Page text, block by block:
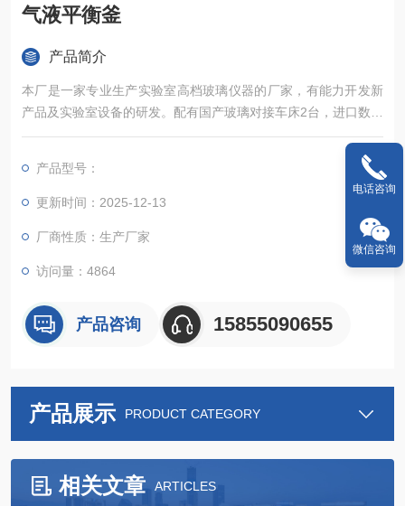
气液平衡釜
产品简介
本厂是一家专业生产实验室高档玻璃仪器的厂家，有能力开发新
产品及实验室设备的研发。配有国产玻璃对接车床2台，进口数控
玻璃机床一台，从而解决高，精，尖，玻璃加工的难题。为国内
数家玻璃仪器厂家贴牌生产，本厂以高质量，和精致的外观，赢
得国外客户的信赖，产品远销东南亚国家。
产品型号：
更新时间：2025-12-13
厂商性质：生产厂家
访问量：4864
产品咨询 15855090655
产品展示 PRODUCT CATEGORY
相关文章 ARTICLES
电话咨询
微信咨询